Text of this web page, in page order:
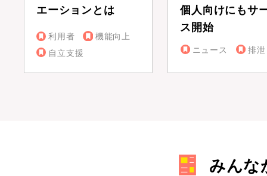
エーションとは
利用者
機能向上
自立支援
個人向けにもサ
ス開始
ニュース 排泄
みんな